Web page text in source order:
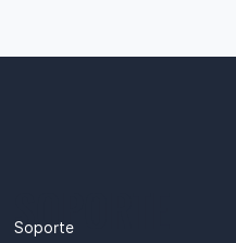
SOPORTE
Soporte